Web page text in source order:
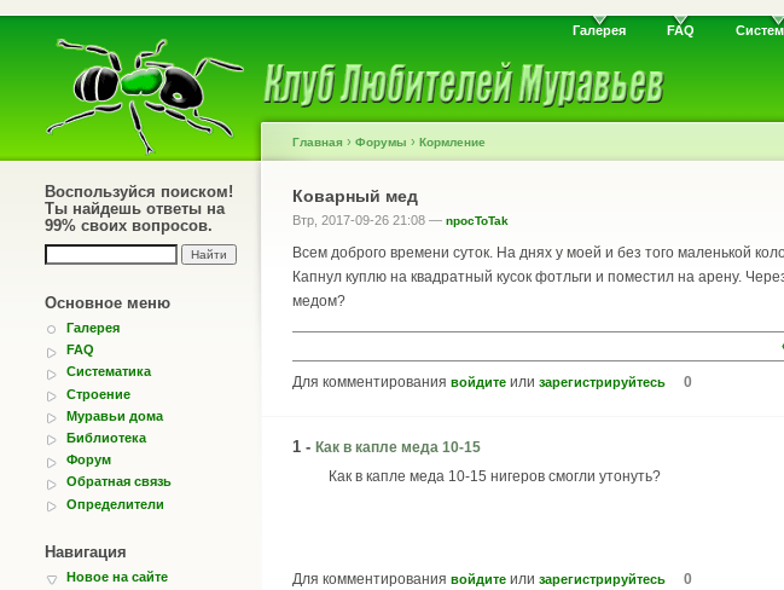
Галерея FAQ
Воспользуйся поиском!
Ты найдешь ответы на
99% своих вопросов.
Основное меню
Галерея
FAQ
Систематика
Строение
Муравьи дома
Библиотека
Форум
Обратная связь
Определители
Навигация
Новое на сайте
Главная › Форумы › Кормление
Коварный мед
Втр, 2017-09-26 21:08 — npocToTak
Всем доброго времени суток. На днях у моей и без того маленькой
Капнул куплю на квадратный кусок фотльги и поместил на арену.
медом?
Для комментирования войдите или зарегистрируйтесь 0
1 - Как в капле меда 10-15
Как в капле меда 10-15 нигеров смогли утонуть?
Для комментирования войдите или зарегистрируйтесь 0